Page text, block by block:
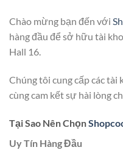
Chào mừng bạn đến với
hàng đầu để sở hữu tài
Hall 16.
Chúng tôi cung cấp các tài
cùng cam kết sự hài lòng
Tại Sao Nên Chọn
Uy Tín Hàng Đầu